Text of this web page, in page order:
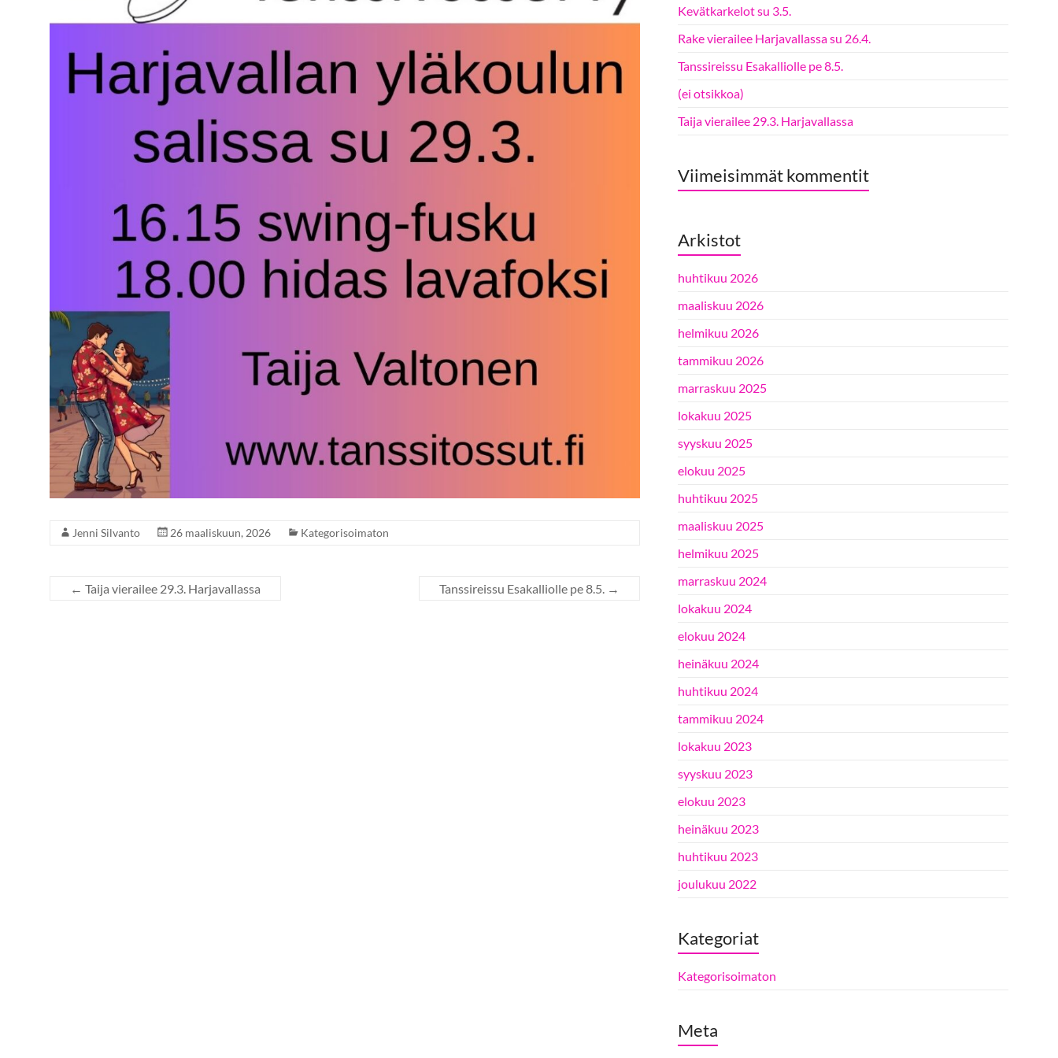
Jenni Silvanto 26 maaliskuun, 2026 Kategorisoimaton
← Taija vierailee 29.3. Harjavallassa Tanssireissu Esakalliolle pe 8.5. →
Kevätkarkelot su 3.5.
Rake vierailee Harjavallassa su 26.4.
Tanssireissu Esakalliolle pe 8.5.
(ei otsikkoa)
Taija vierailee 29.3. Harjavallassa
Viimeisimmät kommentit
Arkistot
huhtikuu 2026
maaliskuu 2026
helmikuu 2026
tammikuu 2026
marraskuu 2025
lokakuu 2025
syyskuu 2025
elokuu 2025
huhtikuu 2025
maaliskuu 2025
helmikuu 2025
marraskuu 2024
lokakuu 2024
elokuu 2024
heinäkuu 2024
huhtikuu 2024
tammikuu 2024
lokakuu 2023
syyskuu 2023
elokuu 2023
heinäkuu 2023
huhtikuu 2023
joulukuu 2022
Kategoriat
Kategorisoimaton
Meta